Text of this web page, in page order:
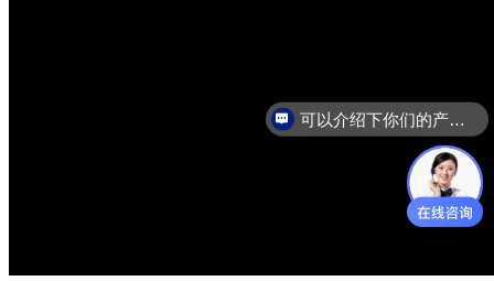
可以介绍下你们的产品么